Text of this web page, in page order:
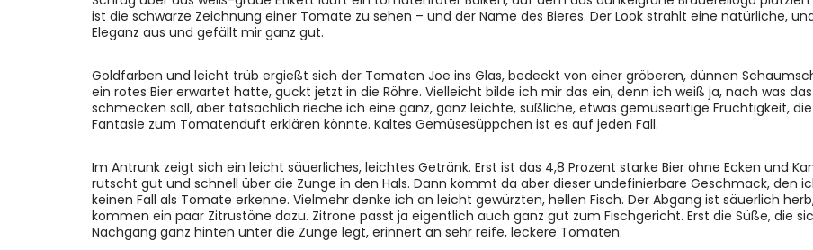
ist die schwarze Zeichnung einer Tomate zu sehen – und der Name des Bieres. Der Look strahlt eine natürliche,
Eleganz aus und gefällt mir ganz gut.
Goldfarben und leicht trüb ergießt sich der Tomaten Joe ins Glas, bedeckt von einer gröberen, dünnen
ein rotes Bier erwartet hatte, guckt jetzt in die Röhre. Vielleicht bilde ich mir das ein, denn ich weiß ja, nach was das
schmecken soll, aber tatsächlich rieche ich eine ganz, ganz leichte, süßliche, etwas gemüseartige Fruchtigkeit,
Fantasie zum Tomatenduft erklären könnte. Kaltes Gemüsesüppchen ist es auf jeden Fall.
Im Antrunk zeigt sich ein leicht säuerliches, leichtes Getränk. Erst ist das 4,8 Prozent starke Bier ohne Ecken und
rutscht gut und schnell über die Zunge in den Hals. Dann kommt da aber dieser undefinierbare Geschmack, den
keinen Fall als Tomate erkenne. Vielmehr denke ich an leicht gewürzten, hellen Fisch. Der Abgang ist säuerlich
kommen ein paar Zitrustöne dazu. Zitrone passt ja eigentlich auch ganz gut zum Fischgericht. Erst die Süße, die
Nachgang ganz hinten unter die Zunge legt, erinnert an sehr reife, leckere Tomaten.